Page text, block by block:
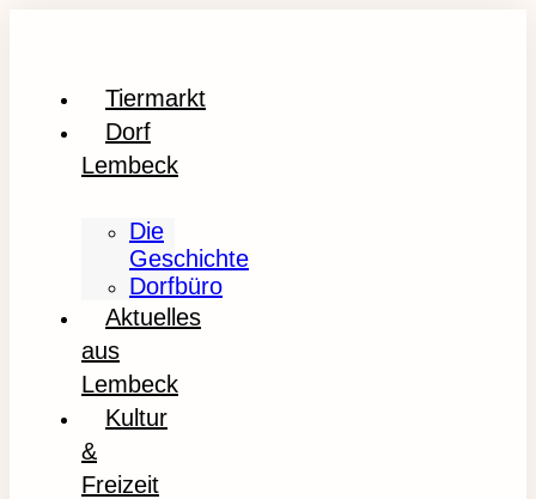
Tiermarkt
Dorf
Lembeck
Die
Geschichte
Dorfbüro
Aktuelles
aus
Lembeck
Kultur
&
Freizeit